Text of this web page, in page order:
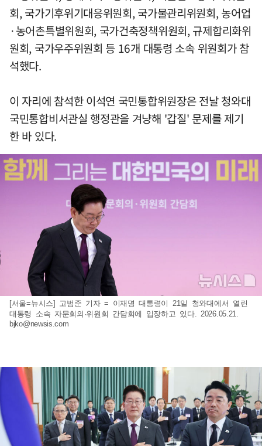
회, 국가기후위기대응위원회, 국가물관리위원회, 농어업
·농어촌특별위원회, 국가건축정책위원회, 규제합리화위
원회, 국가우주위원회 등 16개 대통령 소속 위원회가 참
석했다.
이 자리에 참석한 이석연 국민통합위원장은 전날 청와대
국민통합비서관실 행정관을 겨냥해 '갑질' 문제를 제기
한 바 있다.
[서울=뉴시스] 고범준 기자 = 이재명 대통령이 21일 청와대에서 열린
대통령 소속 자문회의·위원회 간담회에 입장하고 있다. 2026.05.21.
bjko@newsis.com